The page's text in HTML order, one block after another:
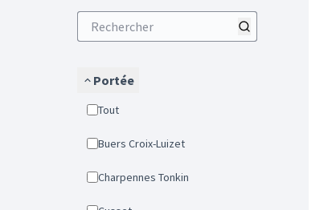
Portée
Tout
Buers Croix-Luizet
Charpennes Tonkin